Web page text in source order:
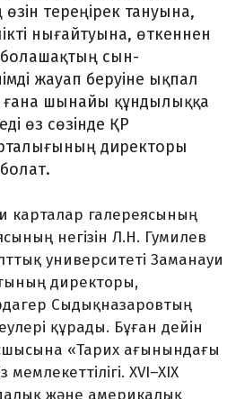
тереңірек тануына,
нығайтуына, өткеннен
сын-
жауап беруіне ықпал
ғана шынайы құндылыққа
өз сөзінде ҚР
директоры
карталар галереясының
негізін Л.Н. Гумилев
университеті Заманауи
директоры,
Сыдықназаровтың
құрады. Бұған дейін
«Тарих ағынындағы
мемлекеттілігі. XVI–XIX
және америкалық